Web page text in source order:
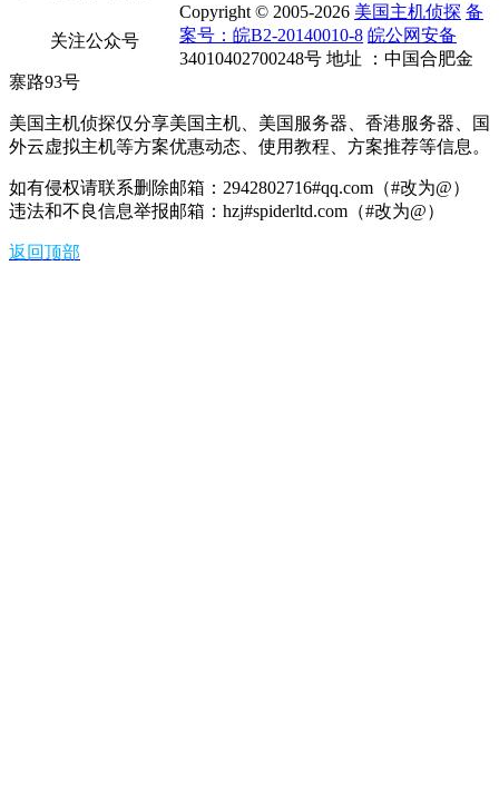
关注公众号
Copyright © 2005-2026 美国主机侦探 备
案号：皖B2-20140010-8 皖公网安备
34010402700248号 地址 ：中国合肥金
寨路93号
美国主机侦探仅分享美国主机、美国服务器、香港服务器、国
外云虚拟主机等方案优惠动态、使用教程、方案推荐等信息。
如有侵权请联系删除邮箱：2942802716#qq.com（#改为@）
违法和不良信息举报邮箱：hzj#spiderltd.com（#改为@）
返回顶部